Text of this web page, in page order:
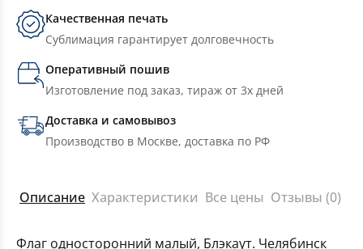
Качественная печать
Сублимация гарантирует долговечность
Оперативный пошив
Изготовление под заказ, тираж от 3х дней
Доставка и самовывоз
Производство в Москве, доставка по РФ
Описание Характеристики Все цены Отзывы (0)
Флаг односторонний малый, Блэкаут. Челябинск